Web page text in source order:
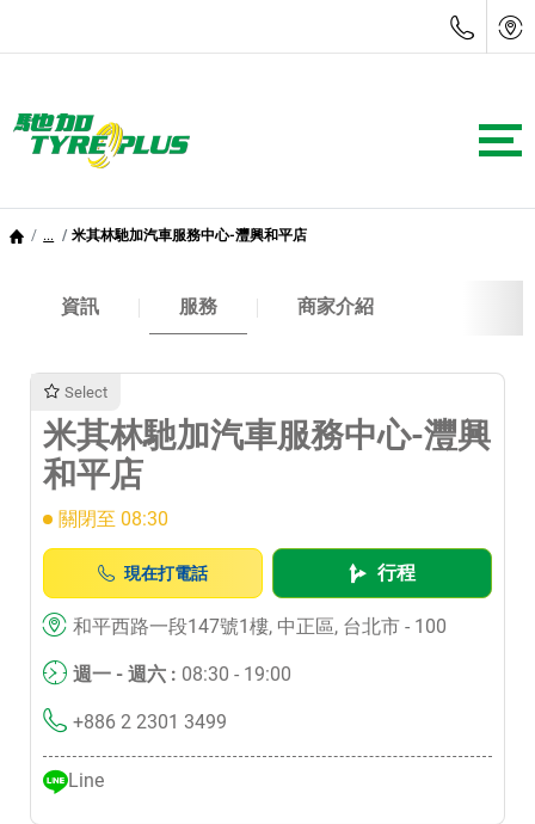
... 米其林馳加汽車服務中心-灃興和平店
資訊 服務 商家介紹
Select
米其林馳加汽車服務中心-灃興
和平店
關閉至 08:30
現在打電話 行程
和平西路一段147號1樓, 中正區, 台北市 - 100
週一 - 週六 : 08:30 - 19:00
+886 2 2301 3499
Line